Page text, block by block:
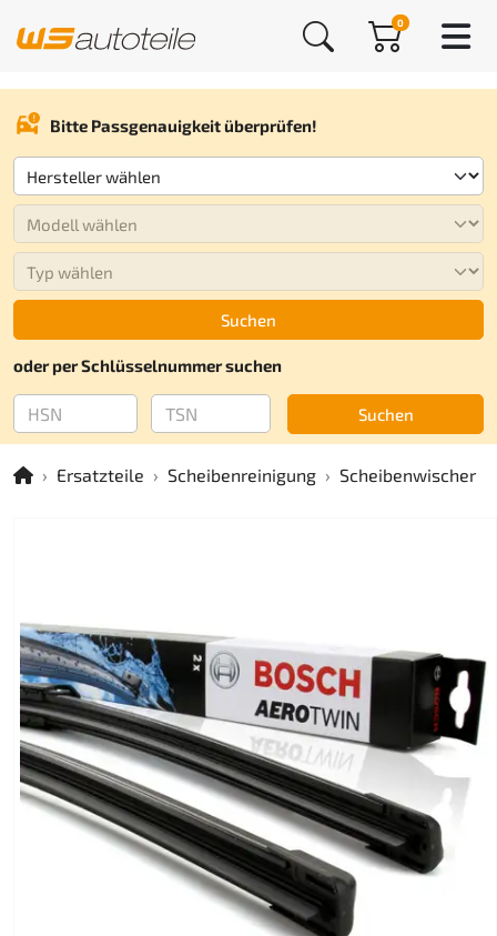
0
Bitte Passgenauigkeit überprüfen!
Suchen
oder per Schlüsselnummer suchen
Suchen
Ersatzteile Scheibenreinigung Scheibenwischer